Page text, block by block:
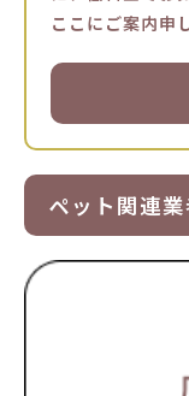
ここにご案内申
ペット関連業